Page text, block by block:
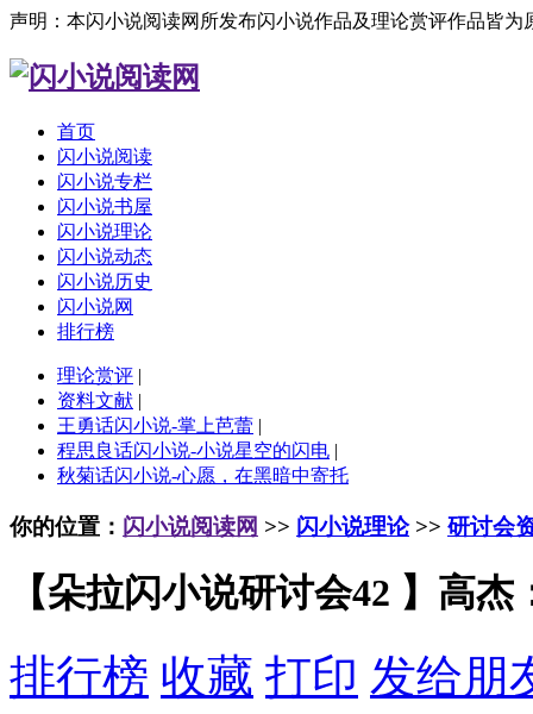
声明：本闪小说阅读网所发布闪小说作品及理论赏评作品皆
首页
闪小说阅读
闪小说专栏
闪小说书屋
闪小说理论
闪小说动态
闪小说历史
闪小说网
排行榜
理论赏评 |
资料文献 |
王勇话闪小说-掌上芭蕾 |
程思良话闪小说-小说星空的闪电 |
秋菊话闪小说-心愿，在黑暗中寄托
你的位置： 闪小说阅读网 >> 闪小说理论>> 研讨会
【朵拉闪小说研讨会42 】高
排行榜 收藏 打印 发给朋